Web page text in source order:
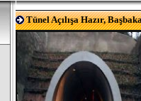
Tünel Açılışa Hazır,